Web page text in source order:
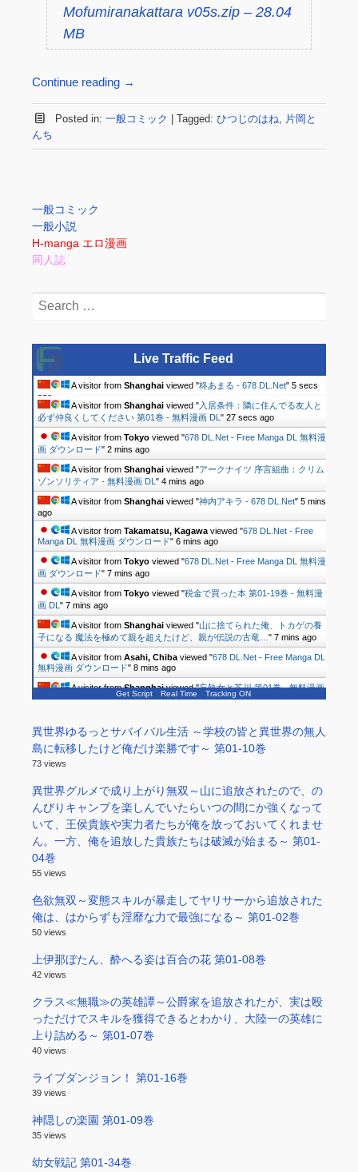
Mofumiranakattara v05s.zip – 28.04
MB
Continue reading →
Posted in: 一般コミック Tagged: ひつじのはね, 片岡と
んち
一般コミック
一般小説
H-manga エロ漫画
同人誌
Search
Live Traffic Feed
A visitor from Shanghai viewed "柊あまる - 678 DL.Net" 6 secs
ago
A visitor from Shanghai viewed "入居条件：隣に住んでる友人と
必ず仲良くしてください 第01巻 - 無料漫画 DL " 28 secs ago
A visitor from Tokyo viewed "678 DL.Net - Free Manga DL 無料漫
画 ダウンロード" 3 mins ago
A visitor from Shanghai viewed "アークナイツ 序言組曲：クリム
ゾンソリティア - 無料漫画 DL " 4 mins ago
A visitor from Shanghai viewed "神内アキラ - 678 DL.Net" 5 mins
ago
A visitor from Takamatsu, Kagawa viewed "678 DL.Net - Free
Manga DL 無料漫画 ダウンロード" 6 mins ago
A visitor from Tokyo viewed "678 DL.Net - Free Manga DL 無料漫
画 ダウンロード" 7 mins ago
A visitor from Tokyo viewed "税金で買った本 第01-19巻 - 無料漫
画 DL " 7 mins ago
A visitor from Shanghai viewed "山に捨てられた俺、トカゲの養
子になる 魔法を極めて親を超えたけど、親が伝説の古竜… " 7 mins ago
A visitor from Asahi, Chiba viewed "678 DL.Net - Free Manga DL
無料漫画 ダウンロード" 8 mins ago
A visitor fromShanghaiviewed "妄執女と芥川 第01巻 - 無料漫画
DL"9 mins ago
Get Script Real Time Tracking ON
異世界ゆるっとサバイバル生活 ～学校の皆と異世界の無人
島に転移したけど俺だけ楽勝です～ 第01-10巻
73 views
異世界グルメで成り上がり無双～山に追放されたので、の
んびりキャンプを楽しんでいたらいつの間にか強くなって
いて、王侯貴族や実力者たちが俺を放っておいてくれませ
ん。一方、俺を追放した貴族たちは破滅が始まる～ 第01-
04巻
55 views
色欲無双～変態スキルが暴走してヤリサーから追放された
俺は、はからずも淫靡な力で最強になる～ 第01-02巻
50 views
上伊那ぼたん、酔へる姿は百合の花 第01-08巻
42 views
クラス≪無職≫の英雄譚～公爵家を追放されたが、実は殴
っただけでスキルを獲得できるとわかり、大陸一の英雄に
上り詰める～ 第01-07巻
40 views
ライブダンジョン！ 第01-16巻
39 views
神隠しの楽園 第01-09巻
35 views
幼女戦記 第01-34巻